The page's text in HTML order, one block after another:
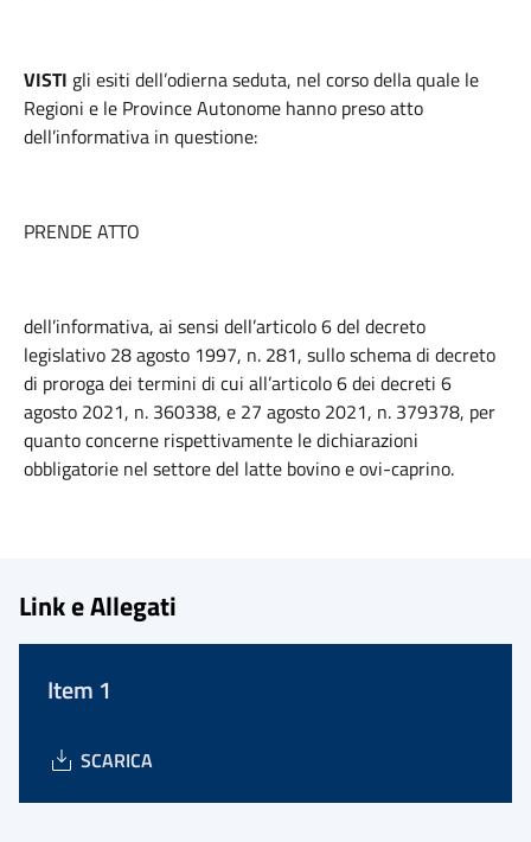
VISTI gli esiti dell’odierna seduta, nel corso della quale le
Regioni e le Province Autonome hanno preso atto
dell’informativa in questione:
PRENDE ATTO
dell’informativa, ai sensi dell’articolo 6 del decreto
legislativo 28 agosto 1997, n. 281, sullo schema di decreto
di proroga dei termini di cui all’articolo 6 dei decreti 6
agosto 2021, n. 360338, e 27 agosto 2021, n. 379378, per
quanto concerne rispettivamente le dichiarazioni
obbligatorie nel settore del latte bovino e ovi-caprino.
Link e Allegati
Item 1
SCARICA